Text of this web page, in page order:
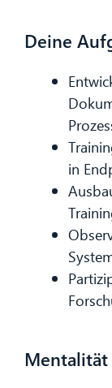
Deine
in